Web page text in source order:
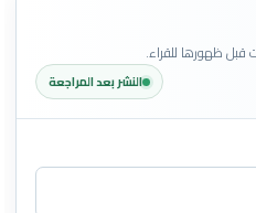
قبل ظهورها للقراء.
النشر بعد المراجعة